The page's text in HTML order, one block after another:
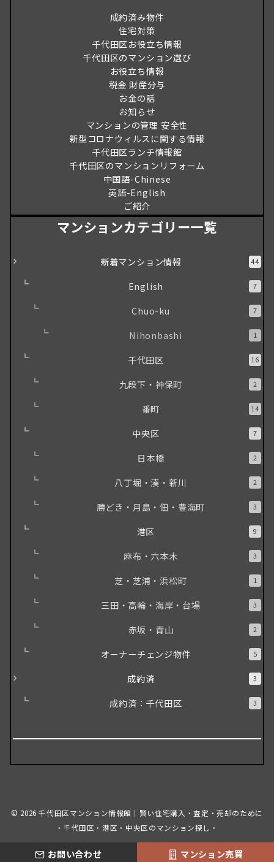
成約済み物件
住宅対策
千代田区お役立ち情報
千代田区のマンション選び
お役立ち情報
税金 財産分与
お金の話
お知らせ
マンションの管理 安全性
新型コロナウィルスに関する情報
千代田区ランチ情報館
千代田区のマンションリフォーム
中国語-Chinese
英語-English
ご紹介
マンションカテゴリー一覧
新着マンション情報 44
English 7
Chuo-ku 7
Nihonbashi 1
千代田区 16
九段下・神保町 2
番町 14
中央区 7
日本橋 2
八丁堀・湊・新川 2
勝どき・月島・佃・豊海町 3
港区 9
麻布・六本木 3
芝・芝浦・浜松町 1
三田・高輪・海岸・台場 3
赤坂・青山 2
オーナーチェンジ物件 5
成約済 3
成約済：千代田区 3
© 2026千代田区マンション情報館｜賢い住宅購入・査定・売却のために
・千代田区・港区・中央区のマンション探し・
お問い合わせ マンション売買